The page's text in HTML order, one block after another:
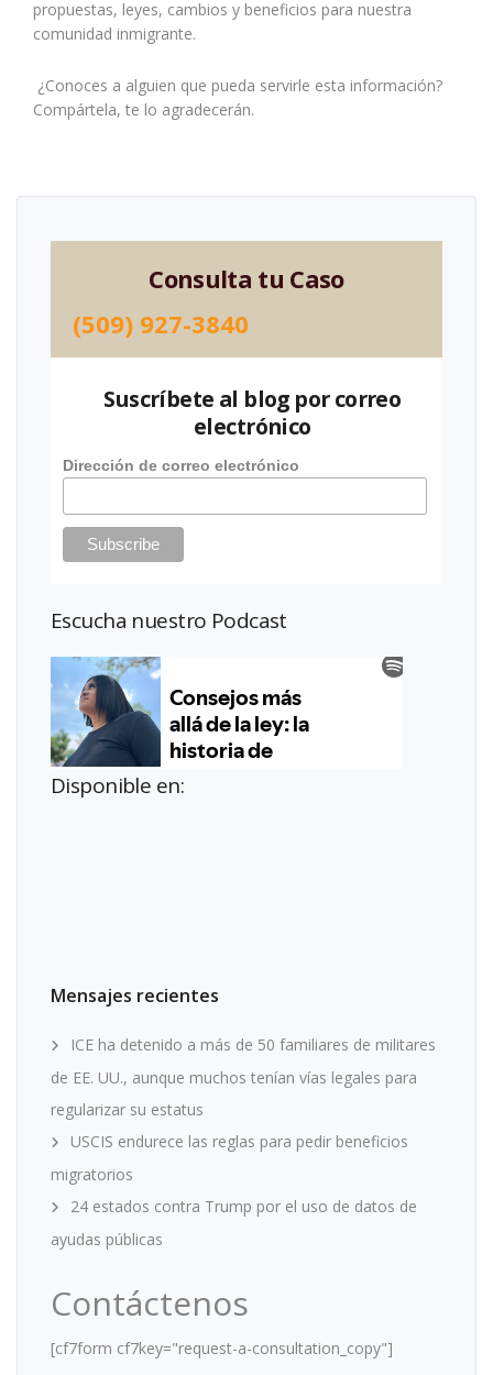
propuestas, leyes, cambios y beneficios para nuestra
comunidad inmigrante.
¿Conoces a alguien que pueda servirle esta información?
Compártela, te lo agradecerán.
Consulta tu Caso
(509) 927-3840
Suscríbete al blog por correo
electrónico
Dirección de correo electrónico
Escucha nuestro Podcast
Disponible en:
Mensajes recientes
ICE ha detenido a más de 50 familiares de militares
de EE. UU., aunque muchos tenían vías legales para
regularizar su estatus
USCIS endurece las reglas para pedir beneficios
migratorios
24 estados contra Trump por el uso de datos de
ayudas públicas
Contáctenos
[cf7form cf7key="request-a-consultation_copy"]